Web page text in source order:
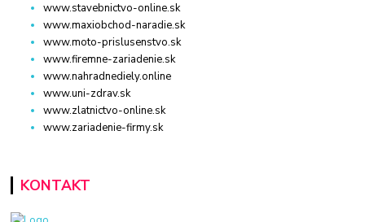
www.stavebnictvo-online.sk
www.maxiobchod-naradie.sk
www.moto-prislusenstvo.sk
www.firemne-zariadenie.sk
www.nahradnediely.online
www.uni-zdrav.sk
www.zlatnictvo-online.sk
www.zariadenie-firmy.sk
KONTAKT